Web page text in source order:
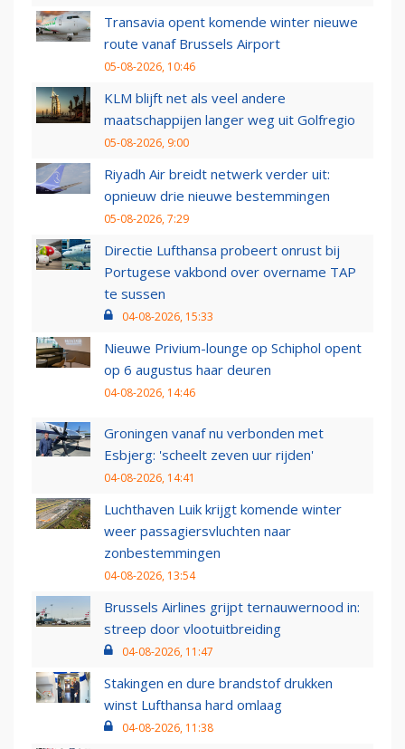
Transavia opent komende winter nieuwe
route vanaf Brussels Airport
05-08-2026, 10:46
KLM blijft net als veel andere
maatschappijen langer weg uit Golfregio
05-08-2026, 9:00
Riyadh Air breidt netwerk verder uit:
opnieuw drie nieuwe bestemmingen
05-08-2026, 7:29
Directie Lufthansa probeert onrust bij
Portugese vakbond over overname TAP
te sussen
04-08-2026, 15:33
Nieuwe Privium-lounge op Schiphol opent
op 6 augustus haar deuren
04-08-2026, 14:46
Groningen vanaf nu verbonden met
Esbjerg: 'scheelt zeven uur rijden'
04-08-2026, 14:41
Luchthaven Luik krijgt komende winter
weer passagiersvluchten naar
zonbestemmingen
04-08-2026, 13:54
Brussels Airlines grijpt ternauwernood in:
streep door vlootuitbreiding
04-08-2026, 11:47
Stakingen en dure brandstof drukken
winst Lufthansa hard omlaag
04-08-2026, 11:38